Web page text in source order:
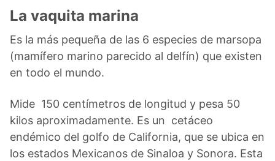
La vaquita marina
Es la más pequeña de las 6 especies de marsopa
(mamífero marino parecido al delfín) que existen
en todo el mundo.
Mide 150 centímetros de longitud y pesa 50
kilos aproximadamente. Es un cetáceo
endémico del golfo de California, que se ubica en
los estados Mexicanos de Sinaloa y Sonora. Esta